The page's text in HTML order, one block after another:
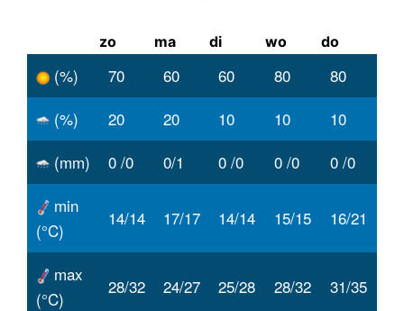
zo ma di wo do
(%) 70 60 60 80
80
(%)
20 20 10 10
10
(mm)
0 /0 0/1 0 /0 0 /0
0 /0
min
(°C)
14/14 17/17 14/14 15/15 16/21
max
(°C)
28/32 24/27 25/28 28/32 31/35